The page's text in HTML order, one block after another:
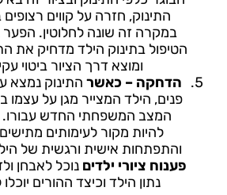
התינוק, חזרה על קווים
במקרה זה שונה לחלוטין.
הטיפול בתינוק הילד מדחיק את
ומוצא דרך הציור ביטוי
הדחקה – כאשר התינוק נמצא
פנים, הילד המצייר מגן על
המצב המשפחתי החדש עבורו.
להיות מקור לעימותים
והתפתחות אישית ורגשית של
פענוח ציורי ילדים נוכל לאבחן
נתון הילד וכיצד ההורים